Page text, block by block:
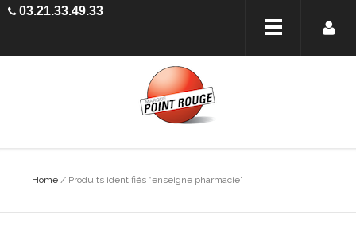
03.21.33.49.33
Home / Produits identifiés “enseigne pharmacie”